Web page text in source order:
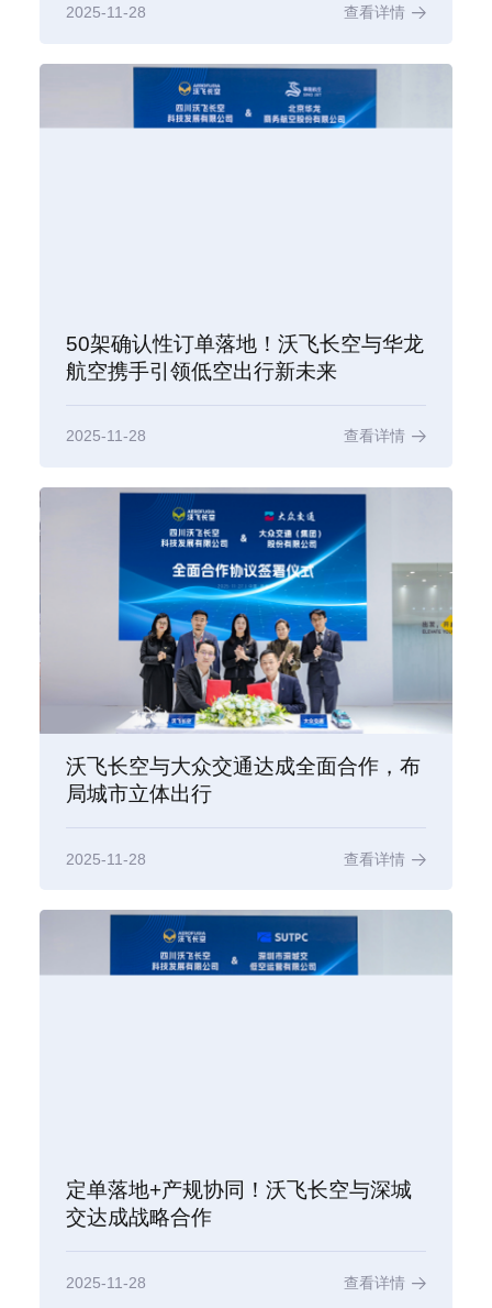
2025-11-28 查看详情
50架确认性订单落地！沃飞长空与华龙
航空携手引领低空出行新未来
2025-11-28 查看详情
沃飞长空与大众交通达成全面合作，布
局城市立体出行
2025-11-28 查看详情
定单落地+产规协同！沃飞长空与深城
交达成战略合作
2025-11-28 查看详情